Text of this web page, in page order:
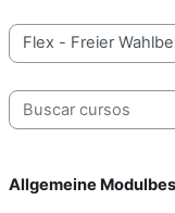
Categorías
Buscar cursos
Allgemeine